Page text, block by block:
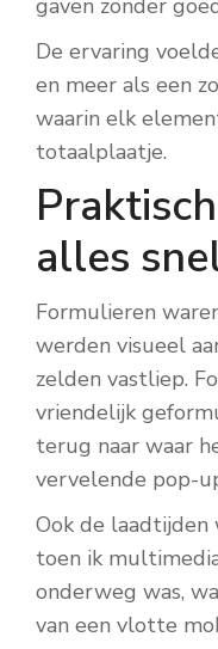
gaven zonder
De ervaring
en meer als een
waarin elk
totaalplaatje.
alles
Formulieren
werden visueel
zelden vastliep.
vriendelijk
terug naar waar
vervelende pop-
Ook de laadtijden
toen ik
onderweg was,
van een vlotte